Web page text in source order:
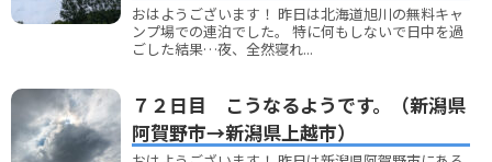
おはようございます！ 昨日は北海道旭川の無料キャ
ンプ場での連泊でした。 特に何もしないで日中を過
ごした結果…夜、全然寝れ...
７２日目 こうなるようです。（新潟県
阿賀野市→新潟県上越市）